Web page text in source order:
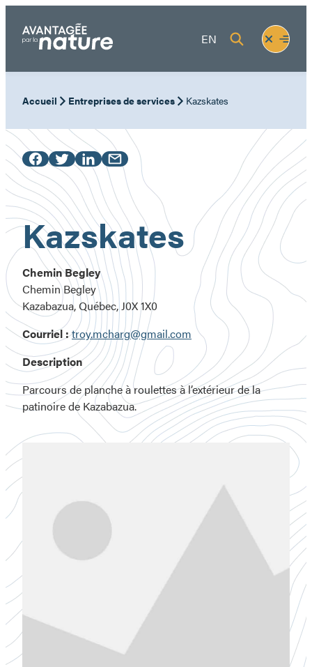
contenu
EN
Fermer
le
menu
Ouvrir
le
Accueil Entreprises de services Kazskates
Kazskates
Chemin Begley
Chemin Begley
Kazabazua, Québec, J0X 1X0
Courriel :troy.mcharg@gmail.com
Description
Parcours de planche à roulettes à l’extérieur de la
patinoire de Kazabazua.